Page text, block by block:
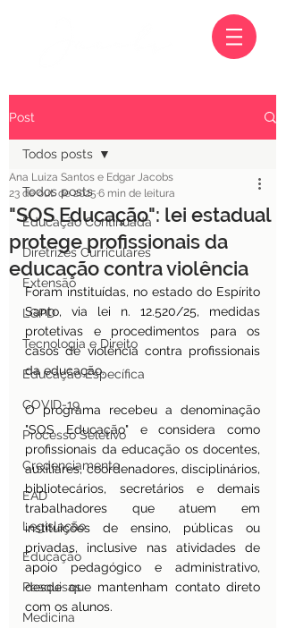
Post
Todos posts
Educação Continuada
Diretrizes Curriculares
Extensão
LGPD
Tecnologia e Direito
Educação Específica
COVID-19
Processo Seletivo
Credenciamento
EAD
Legislação
Educação
Pesquisas
Medicina
Todos posts
"SOS Educação": lei estadual
protege profissionais da
educação contra violência
Ana Luiza Santos e Edgar Jacobs
23 de out. de 2025 6 min de leitura
Foram instituídas, no estado do Espírito
Santo, via lei n. 12.520/25, medidas
protetivas e procedimentos para os
casos de violência contra profissionais
da educação.
O programa recebeu a denominação
"SOS Educação" e considera como
profissionais da educação os docentes,
auxiliares, coordenadores, disciplinários,
bibliotecários, secretários e demais
trabalhadores que atuem em
instituições de ensino, públicas ou
privadas, inclusive nas atividades de
apoio pedagógico e administrativo,
desde que mantenham contato direto
com os alunos.